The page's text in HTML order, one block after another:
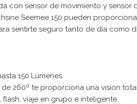
con sensor de movimiento y sensor
Seemee 150 pueden
sentirte seguro tanto de día como
150 Lúmenes.
260º te proporciona una visión total.
flash, viaje en grupo e inteligente.